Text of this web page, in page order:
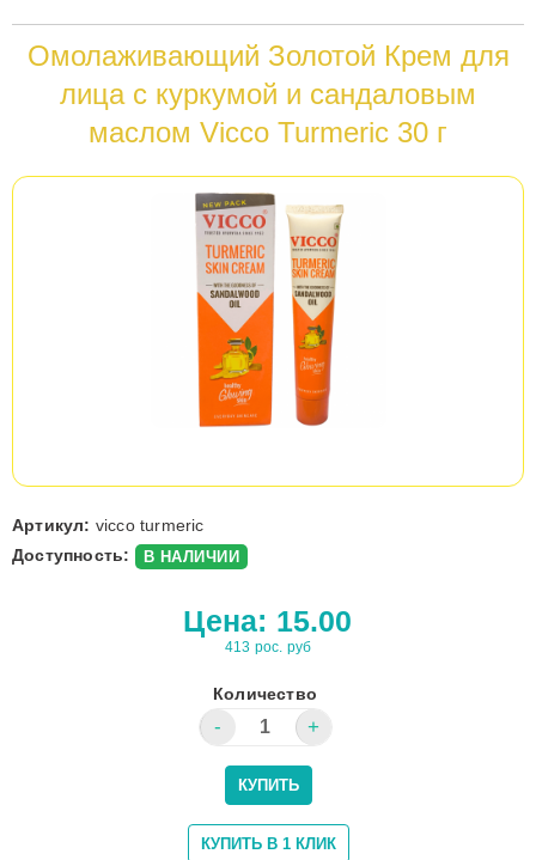
Омолаживающий Золотой Крем для
лица с куркумой и сандаловым
маслом Vicco Turmeric 30 г
Артикул: vicco turmeric
Доступность:
В НАЛИЧИИ
Цена: 15.00
413 рос. руб
Количество